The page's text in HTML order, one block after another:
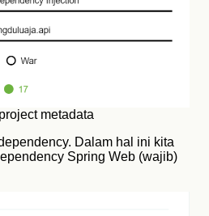
metadata
Dalam hal ini kita
Spring Web (wajib)